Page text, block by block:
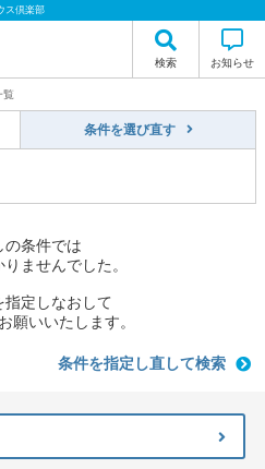
ス倶楽部
検索 お知らせ
覧
条件を選び直す
の条件では
ませんでした。
指定しなおして
願いいたします。
条件を指定し直して検索